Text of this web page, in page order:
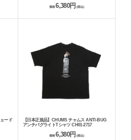
価格6,380円 (税込)
【日本正規品】CHUMS チャムス ANTI-BUG
アンチバグライトTシャツ CH01-2717
価格6,380円 (税込)